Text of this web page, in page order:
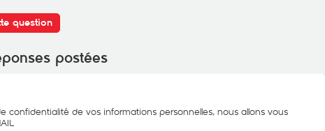
question
postées
confidentialité de vos informations personnelles, nous allons vous